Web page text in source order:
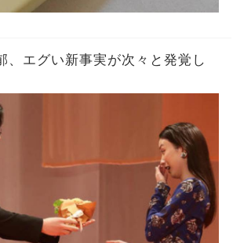
、エグい新事実が次々と発覚し